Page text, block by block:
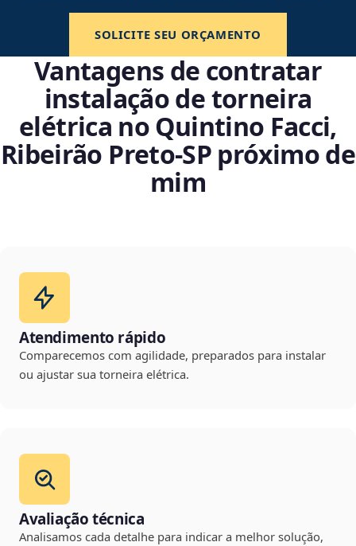
SOLICITE SEU ORÇAMENTO
Vantagens de contratar
instalação de torneira
elétrica no Quintino Facci,
Ribeirão Preto‑SP próximo de
mim
Atendimento rápido
Comparecemos com agilidade, preparados para instalar
ou ajustar sua torneira elétrica.
Avaliação técnica
Analisamos cada detalhe para indicar a melhor solução,